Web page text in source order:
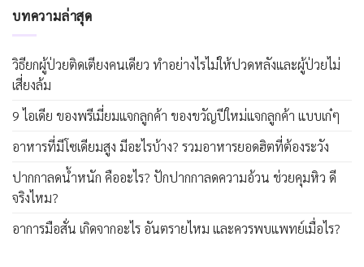
บทความล่าสุด
วิธียกผู้ป่วยติดเตียงคนเดียว ทำอย่างไรไม่ให้ปวดหลังและผู้ป่วยไม่
เสี่ยงล้ม
9 ไอเดีย ของพรีเมี่ยมแจกลูกค้า ของขวัญปีใหม่แจกลูกค้า แบบเก๋ๆ
อาหารที่มีโซเดียมสูง มีอะไรบ้าง? รวมอาหารยอดฮิตที่ต้องระวัง
ปากกาลดน้ำหนัก คืออะไร? ปักปากกาลดความอ้วน ช่วยคุมหิว ดี
จริงไหม?
อาการมือสั่น เกิดจากอะไร อันตรายไหม และควรพบแพทย์เมื่อไร?